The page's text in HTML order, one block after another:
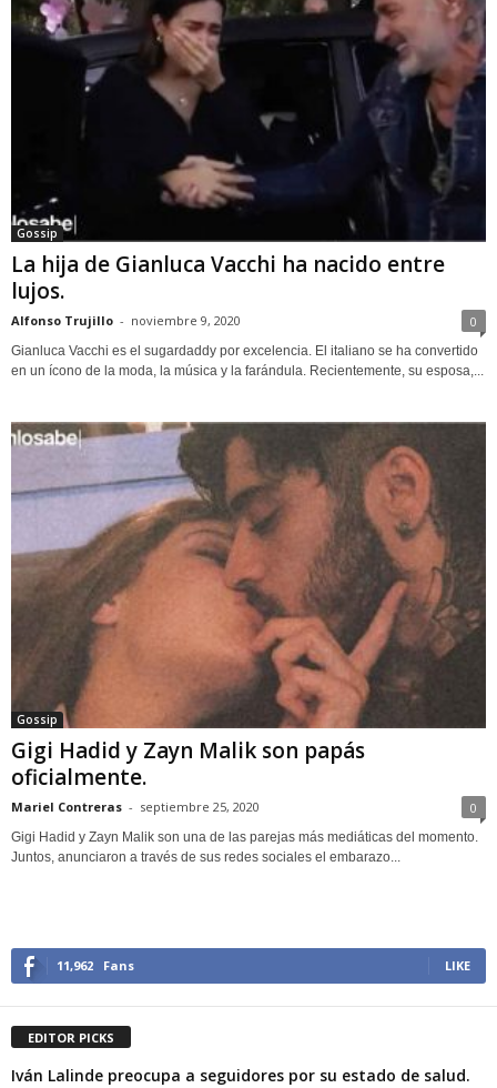
Gossip
La hija de Gianluca Vacchi ha nacido entre
lujos.
Alfonso Trujillo - noviembre 9, 2020 0
Gianluca Vacchi es el sugardaddy por excelencia. El italiano se ha convertido
en un ícono de la moda, la música y la farándula. Recientemente, su esposa,...
Gossip
Gigi Hadid y Zayn Malik son papás
oficialmente.
Mariel Contreras - septiembre 25, 2020 0
Gigi Hadid y Zayn Malik son una de las parejas más mediáticas del momento.
Juntos, anunciaron a través de sus redes sociales el embarazo...
11,962 Fans LIKE
EDITOR PICKS
Iván Lalinde preocupa a seguidores por su estado de salud.